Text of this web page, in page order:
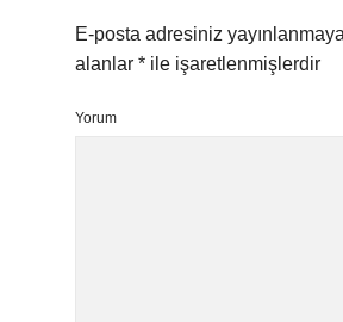
E-posta adresiniz
alanlar * ile işaretlenmişlerdir
Yorum